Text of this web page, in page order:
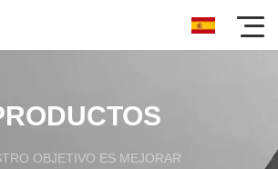
OBJETIVO ES MEJORAR